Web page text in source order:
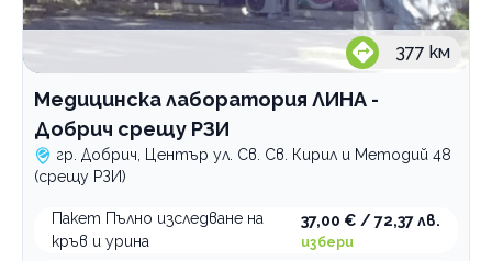
377 км
Медицинска лаборатория ЛИНА -
Добрич срещу РЗИ
гр. Добрич, Център ул. Св. Св. Кирил и Методий 48
(срещу РЗИ)
Пакет Пълно изследване на
кръв и урина
37,00 € / 72,37 лв.
избери
нетрадиционна медицина
боуен терапии
метатерапия
реджуванс
рейки
светлинна терапия
терапия с вендузи
ци гун
Психология и психотерапия
Грижи за възрастни хора
Интравенозни терапии
Логопедични услуги
Холистична и алтернативна медицина